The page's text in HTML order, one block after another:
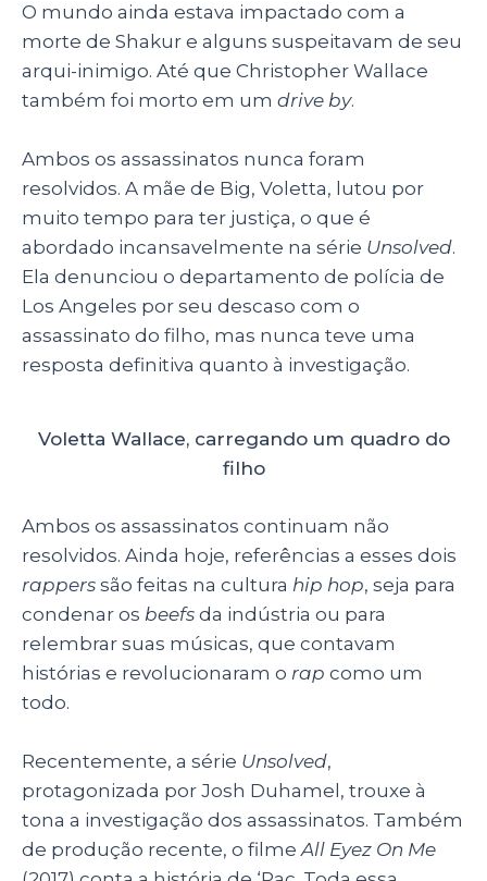
O mundo ainda estava impactado com a
morte de Shakur e alguns suspeitavam de seu
arqui-inimigo. Até que Christopher Wallace
também foi morto em um drive by.
Ambos os assassinatos nunca foram
resolvidos. A mãe de Big, Voletta, lutou por
muito tempo para ter justiça, o que é
abordado incansavelmente na série Unsolved.
Ela denunciou o departamento de polícia de
Los Angeles por seu descaso com o
assassinato do filho, mas nunca teve uma
resposta definitiva quanto à investigação.
Voletta Wallace, carregando um quadro do
filho
Ambos os assassinatos continuam não
resolvidos. Ainda hoje, referências a esses dois
rappers são feitas na cultura hip hop, seja para
condenar os beefs da indústria ou para
relembrar suas músicas, que contavam
histórias e revolucionaram o rap como um
todo.
Recentemente, a série Unsolved,
protagonizada por Josh Duhamel, trouxe à
tona a investigação dos assassinatos. Também
de produção recente, o filme All Eyez On Me